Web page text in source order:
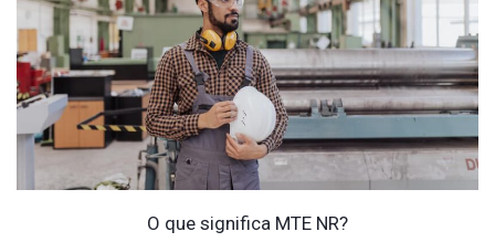
O que significa MTE NR?